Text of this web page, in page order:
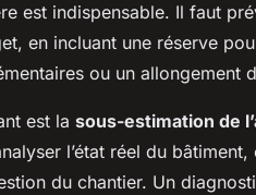
est indispensable. Il faut
en incluant une réserve
ou un allongement
est la sous-estimation de
l’état réel du
du chantier. Un